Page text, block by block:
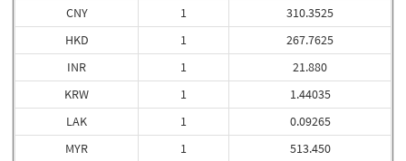
CNY
HKD
INR
KRW
LAK
MYR
1
1
1
1
1
1
310.3525
267.7625
21.880
1.44035
0.09265
513.450